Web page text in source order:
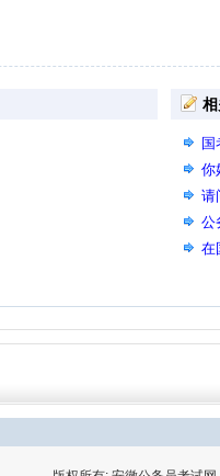
你
能
请
的
公
在